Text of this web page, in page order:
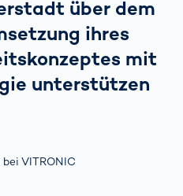
über dem
ihres
mit
unterstützen
VITRONIC